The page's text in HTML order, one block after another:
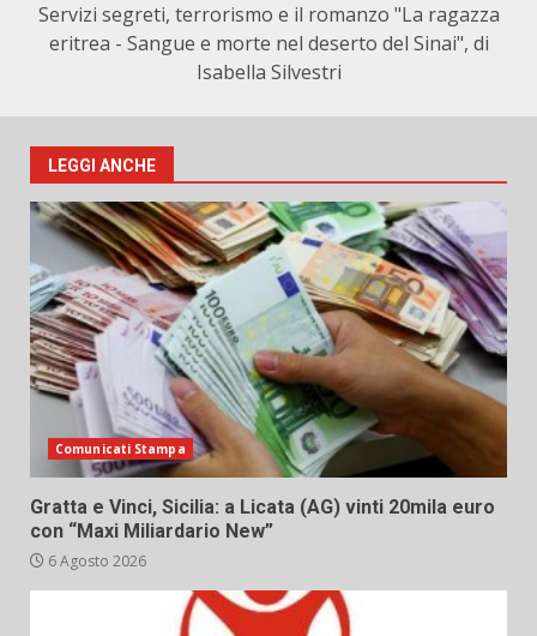
Servizi segreti, terrorismo e il romanzo "La ragazza
eritrea - Sangue e morte nel deserto del Sinai", di
Isabella Silvestri
LEGGI ANCHE
Comunicati Stampa
Gratta e Vinci, Sicilia: a Licata (AG) vinti 20mila euro
con “Maxi Miliardario New”
6 Agosto 2026